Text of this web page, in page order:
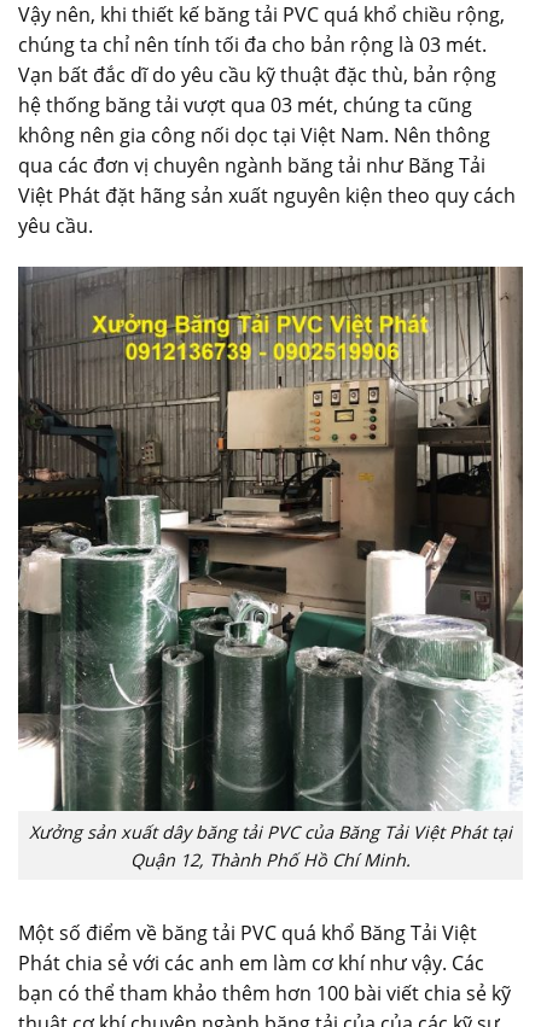
Vậy nên, khi thiết kế băng tải PVC quá khổ chiều rộng,
chúng ta chỉ nên tính tối đa cho bản rộng là 03 mét.
Vạn bất đắc dĩ do yêu cầu kỹ thuật đặc thù, bản rộng
hệ thống băng tải vượt qua 03 mét, chúng ta cũng
không nên gia công nối dọc tại Việt Nam. Nên thông
qua các đơn vị chuyên ngành băng tải như Băng Tải
Việt Phát đặt hãng sản xuất nguyên kiện theo quy cách
yêu cầu.
Xưởng sản xuất dây băng tải PVC của Băng Tải Việt Phát tại
Quận 12, Thành Phố Hồ Chí Minh.
Một số điểm về băng tải PVC quá khổ Băng Tải Việt
Phát chia sẻ với các anh em làm cơ khí như vậy. Các
bạn có thể tham khảo thêm hơn 100 bài viết chia sẻ kỹ